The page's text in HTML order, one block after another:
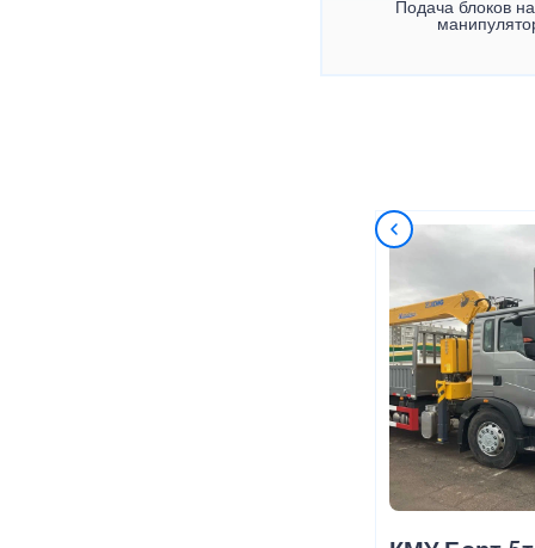
Подача блоков